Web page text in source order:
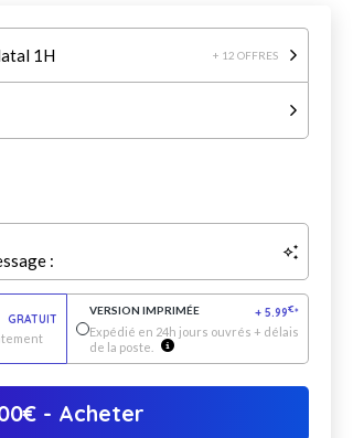
1H + 12 OFFRES
:
GRATUIT
VERSION IMPRIMÉE + 5.99€*
Expédié en 24h jours ouvrés + délais
de la poste.
€ - Acheter